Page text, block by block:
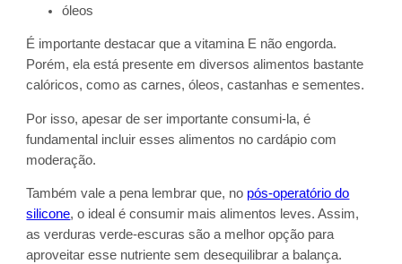
óleos
É importante destacar que a vitamina E não engorda.
Porém, ela está presente em diversos alimentos bastante
calóricos, como as carnes, óleos, castanhas e sementes.
Por isso, apesar de ser importante consumi-la, é
fundamental incluir esses alimentos no cardápio com
moderação.
Também vale a pena lembrar que, no pós-operatório do
silicone, o ideal é consumir mais alimentos leves. Assim,
as verduras verde-escuras são a melhor opção para
aproveitar esse nutriente sem desequilibrar a balança.